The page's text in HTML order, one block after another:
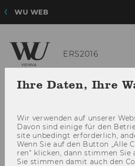
WU WEB
ERS2016
Ihre Daten, Ihre
Wir ver­wen­den auf un­se­rer
Davon sind ei­ni­ge für den
site un­be­dingt er­for­der­lich,
Wenn Sie auf den But­ton „Alle
ren“ kli­cken, dann stim­men Sie
Sie stim­men damit auch den